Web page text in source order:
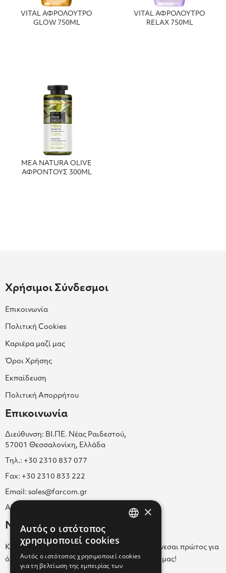
VITAL ΑΦΡΟΛΟΥΤΡΟ
GLOW 750ML
VITAL ΑΦΡΟΛΟΥΤΡΟ
RELAX 750ML
MEA NATURA OLIVE
ΑΦΡΟΝΤΟΥΣ 300ML
Χρήσιμοι Σύνδεσμοι
Επικοινωνία
Πολιτική Cookies
Καριέρα μαζί μας
Όροι Χρήσης
Εκπαίδευση
Πολιτική Απορρήτου
Επικοινωνία
Διεύθυνση: ΒΙ.ΠΕ. Νέας Ραιδεστού,
57001 Θεσσαλονίκη, Ελλάδα
Τηλ.: +30 2310 837 077
Fax: +30 2310 833 222
Email: sales@farcom.gr
ΑΡ.Γ.Ε.ΜΗ. 038365205000
Newsletter
Κάνε εγγραφή στο Newsletter για να ενημερώνεσαι πρώτος για
όλα τα νέα μας και τα ολοκαίνουρια προϊόντα μας!
×
Αυτός ο ιστότοπος
χρησιμοποιεί cookies
Αυτός ο ιστότοπος χρησιμοποιεί cookies
για τη βελτίωση της εμπειρίας των